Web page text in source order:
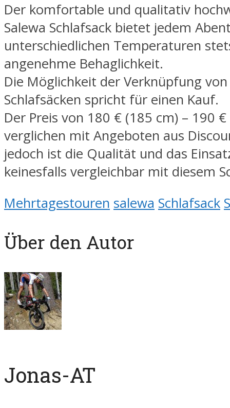
Der komfortable und qualitativ
Salewa Schlafsack bietet jedem
unterschiedlichen Temperaturen
angenehme Behaglichkeit.
Die Möglichkeit der Verknüpfung
Schlafsäcken spricht für einen Kauf.
Der Preis von 180 € (185 cm) – 190
verglichen mit Angeboten aus
jedoch ist die Qualität und das
keinesfalls vergleichbar mit diesem
Mehrtagestouren salewa Schlafsack
Über den Autor
Jonas-AT